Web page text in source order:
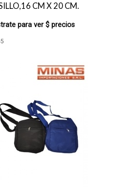
CM X 20 CM.
para ver $ precios